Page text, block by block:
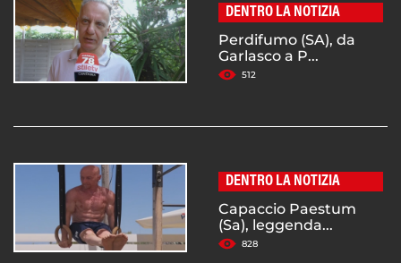
DENTRO LA NOTIZIA
Perdifumo (SA), da
Garlasco a P...
512
DENTRO LA NOTIZIA
Capaccio Paestum
(Sa), leggenda...
828